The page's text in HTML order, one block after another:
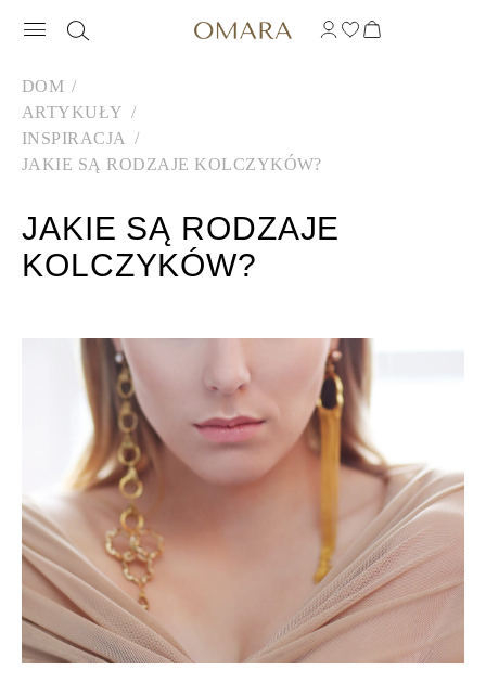
DOM
ARTYKUŁY
INSPIRACJA
JAKIE SĄ RODZAJE KOLCZYKÓW?
JAKIE SĄ RODZAJE
KOLCZYKÓW?